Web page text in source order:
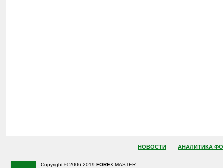
НОВОСТИ АНАЛИТИКА
Copyright © 2006-2019 FOREX MASTER